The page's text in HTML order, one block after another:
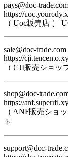
pays@doc-trade.com
https://
（ Uoc販売店 ）
sale@doc-trade.com
https://
（ CJI販売ショッ
shop@doc-
https://
（ ANF販売ショ
ト
support@doc-